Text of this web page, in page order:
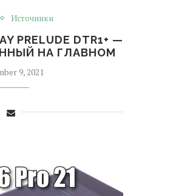
Источники
PRELUDE DTR1+ —
НА ГЛАВНОМ
9, 2021